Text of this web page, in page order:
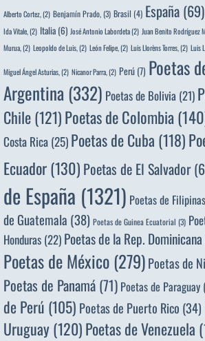
Alberto Cortez, (2) Benjamín Prado,(3) Brasil (4) España (69)
Ida Vitale, (2) Italia (6) José Antonio Labordeta(2) Juan Benito Rodríguez
Murua, (2) Leopoldo de Luis, (2) León Felipe, (2) Luis Llorèns Torres, (2) Luis
Miguel Ángel Asturias, (2) Nicanor Parra, (2) Perú (7) Poetas
Argentina (332) Poetas de Bolivia (21)
Chile(121)Poetas de Colombia
Costa Rica(25)Poetas de Cuba (118)
Ecuador(130) Poetas de El Salvador
de España (1321) Poetas de Filipinas
de Guatemala (38) Poetas de Guinea Ecuatorial (3)
Honduras (22) Poetas de la Rep. Dominicana
Poetas de México(279)Poetas de
Poetas de Panamá (71) Poetas de Paraguay
de Perú (105) Poetas de Puerto Rico (34)
Uruguay(120)Poetas de Venezuela